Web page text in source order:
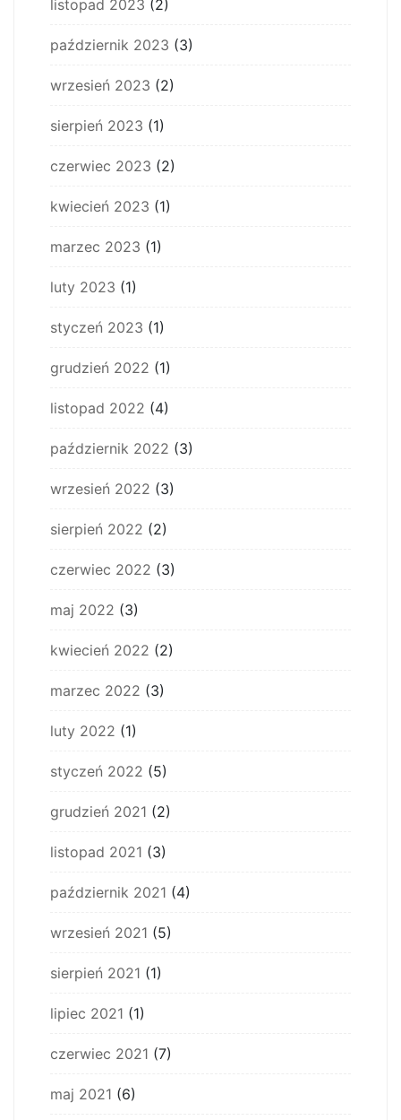
listopad 2023 (2)
październik 2023 (3)
wrzesień 2023 (2)
sierpień 2023 (1)
czerwiec 2023 (2)
kwiecień 2023 (1)
marzec 2023 (1)
luty 2023 (1)
styczeń 2023 (1)
grudzień 2022 (1)
listopad 2022 (4)
październik 2022 (3)
wrzesień 2022 (3)
sierpień 2022 (2)
czerwiec 2022 (3)
maj 2022 (3)
kwiecień 2022 (2)
marzec 2022 (3)
luty 2022 (1)
styczeń 2022 (5)
grudzień 2021 (2)
listopad 2021 (3)
październik 2021 (4)
wrzesień 2021 (5)
sierpień 2021 (1)
lipiec 2021 (1)
czerwiec 2021 (7)
maj 2021 (6)